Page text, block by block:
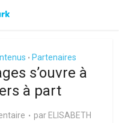
• Partenaires
s’ouvre à
à part
par ELISABETH